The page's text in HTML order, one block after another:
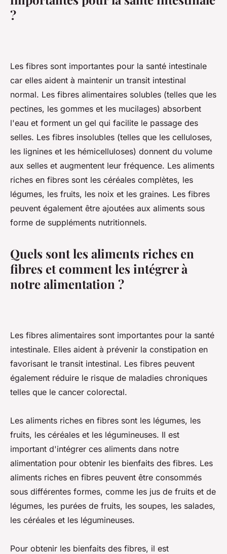
?
Les fibres sont importantes pour la santé intestinale
car elles aident à maintenir un transit intestinal
normal. Les fibres alimentaires solubles (telles que les
pectines, les gommes et les mucilages) absorbent
l'eau et forment un gel qui facilite le passage des
selles. Les fibres insolubles (telles que les celluloses,
les lignines et les hémicelluloses) donnent du volume
aux selles et augmentent leur fréquence. Les aliments
riches en fibres sont les céréales complètes, les
légumes, les fruits, les noix et les graines. Les fibres
peuvent également être ajoutées aux aliments sous
forme de suppléments nutritionnels.
Quels sont les aliments riches en
fibres et comment les intégrer à
notre alimentation ?
Les fibres alimentaires sont importantes pour la santé
intestinale. Elles aident à prévenir la constipation en
favorisant le transit intestinal. Les fibres peuvent
également réduire le risque de maladies chroniques
telles que le cancer colorectal.
Les aliments riches en fibres sont les légumes, les
fruits, les céréales et les légumineuses. Il est
important d'intégrer ces aliments dans notre
alimentation pour obtenir les bienfaits des fibres. Les
aliments riches en fibres peuvent être consommés
sous différentes formes, comme les jus de fruits et de
légumes, les purées de fruits, les soupes, les salades,
les céréales et les légumineuses.
Pour obtenir les bienfaits des fibres, il est